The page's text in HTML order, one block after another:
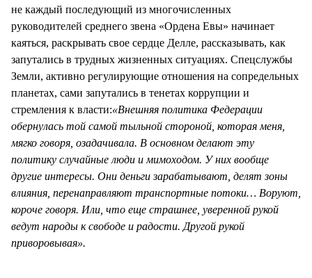
не каждый последующий из многочисленных
руководителей среднего звена «Ордена Евы» начинает
каяться, раскрывать свое сердце Делле, рассказывать, как
запутались в трудных жизненных ситуациях. Спецслужбы
Земли, активно регулирующие отношения на сопредельных
планетах, сами запутались в тенетах коррупции и
стремления к власти:«Внешняя политика Федерации
обернулась той самой тыльной стороной, которая меня,
мягко говоря, озадачивала. В основном делают эту
политику случайные люди и мимоходом. У них вообще
другие интересы. Они деньги зарабатывают, делят зоны
влияния, перенаправляют транспортные потоки… Воруют,
короче говоря. Или, что еще страшнее, уверенной рукой
ведут народы к свободе и радости. Другой рукой
приворовывая».